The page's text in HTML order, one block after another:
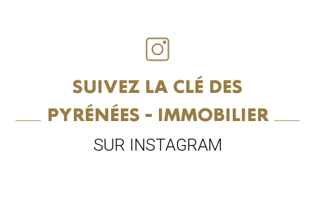
SUIVEZ LA CLÉ DES
PYRÉNÉES - IMMOBILIER
SUR INSTAGRAM